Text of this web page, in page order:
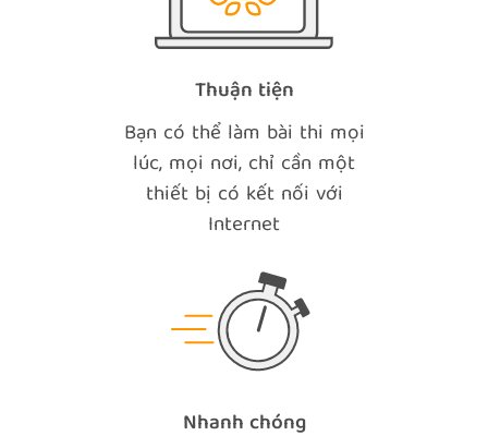
Thuận tiện
Bạn có thể làm bài thi mọi
lúc, mọi nơi, chỉ cần một
thiết bị có kết nối với
Internet
Nhanh chóng